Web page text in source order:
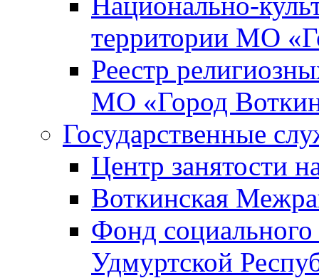
территории МО
Реестр
МО «Город
Государственные
Центр занятости
Воткинская
Фонд
Удмуртской